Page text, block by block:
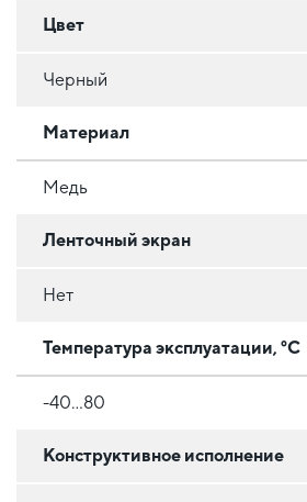
Цвет
Черный
Материал
Медь
Ленточный экран
Нет
Температура эксплуатации, °C
-40...80
Конструктивное исполнение